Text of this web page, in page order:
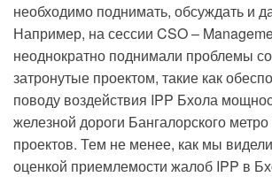
необходимо поднимать, обсуждать и
Например, на сессии CSO –
неоднократно поднимали проблемы
затронутые проектом, такие как
поводу воздействия IPP Бхола
железной дороги Бангалорского метро
проектов. Тем не менее, как мы
оценкой приемлемости жалоб IPP в